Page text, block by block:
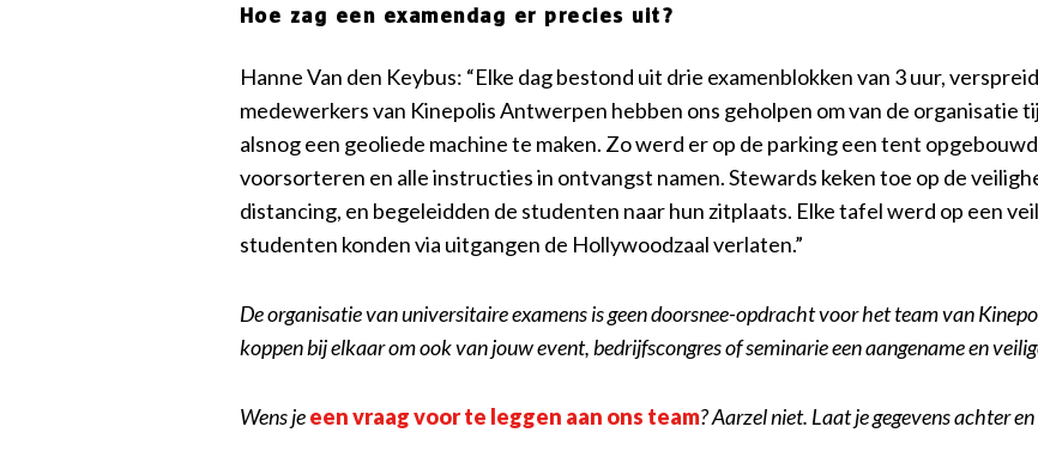
Hoe zag een examendag er precies uit?
Hanne Van den Keybus: “Elke dag bestond uit drie examenblokken van 3 uur,
medewerkers van Kinepolis Antwerpen hebben ons geholpen om van de organisatie
alsnog een geoliede machine te maken. Zo werd er op de parking een tent
voorsorteren en alle instructies in ontvangst namen. Stewards keken toe op de
distancing, en begeleidden de studenten naar hun zitplaats. Elke tafel werd op een
studenten konden via uitgangen de Hollywoodzaal verlaten.”
De organisatie van universitaire examens is geen doorsnee-opdracht voor het team van
koppen bij elkaar om ook van jouw event, bedrijfscongres of seminarie een aangename en
Wens jeeen vraag voor te leggen aan ons team? Aarzel niet. Laat je gegevens achter